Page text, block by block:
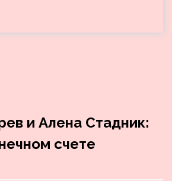
и Алена Стадник:
счете